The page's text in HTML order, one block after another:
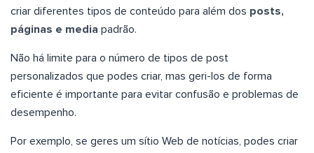
criar diferentes tipos de conteúdo para além dos posts,
páginas e media padrão.
Não há limite para o número de tipos de post
personalizados que podes criar, mas geri-los de forma
eficiente é importante para evitar confusão e problemas de
desempenho.
Por exemplo, se geres um sítio Web de notícias, podes criar